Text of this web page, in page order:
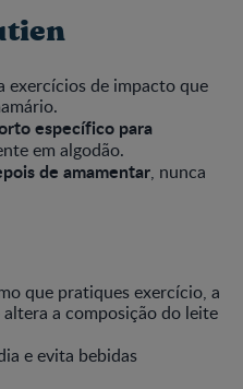
exercícios de impacto que
específico para
em algodão.
de amamentar, nunca
que pratiques exercício, a
a composição do leite
e evita bebidas